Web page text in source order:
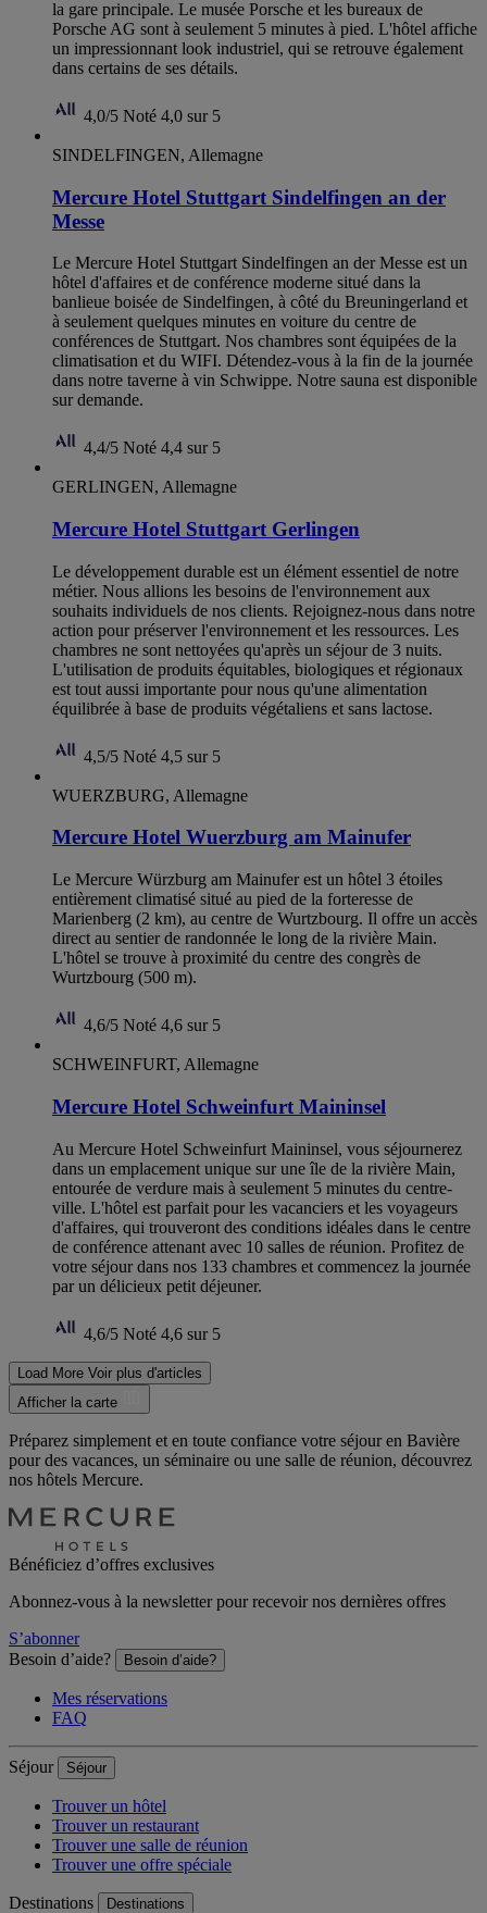
la gare principale. Le musée Porsche et les bureaux de
Porsche AG sont à seulement 5 minutes à pied. L'hôtel affiche
un impressionnant look industriel, qui se retrouve également
dans certains de ses détails.
4,0/5 Noté 4,0 sur 5
SINDELFINGEN, Allemagne
Mercure Hotel Stuttgart Sindelfingen an der
Messe
Le Mercure Hotel Stuttgart Sindelfingen an der Messe est un
hôtel d'affaires et de conférence moderne situé dans la
banlieue boisée de Sindelfingen, à côté du Breuningerland et
à seulement quelques minutes en voiture du centre de
conférences de Stuttgart. Nos chambres sont équipées de la
climatisation et du WIFI. Détendez-vous à la fin de la journée
dans notre taverne à vin Schwippe. Notre sauna est disponible
sur demande.
4,4/5 Noté 4,4 sur 5
GERLINGEN, Allemagne
Mercure Hotel Stuttgart Gerlingen
Le développement durable est un élément essentiel de notre
métier. Nous allions les besoins de l'environnement aux
souhaits individuels de nos clients. Rejoignez-nous dans notre
action pour préserver l'environnement et les ressources. Les
chambres ne sont nettoyées qu'après un séjour de 3 nuits.
L'utilisation de produits équitables, biologiques et régionaux
est tout aussi importante pour nous qu'une alimentation
équilibrée à base de produits végétaliens et sans lactose.
4,5/5 Noté 4,5 sur 5
WUERZBURG, Allemagne
Mercure Hotel Wuerzburg am Mainufer
Le Mercure Würzburg am Mainufer est un hôtel 3 étoiles
entièrement climatisé situé au pied de la forteresse de
Marienberg (2 km), au centre de Wurtzbourg. Il offre un accès
direct au sentier de randonnée le long de la rivière Main.
L'hôtel se trouve à proximité du centre des congrès de
Wurtzbourg (500 m).
4,6/5 Noté 4,6 sur 5
SCHWEINFURT, Allemagne
Mercure Hotel Schweinfurt Maininsel
Au Mercure Hotel Schweinfurt Maininsel, vous séjournerez
dans un emplacement unique sur une île de la rivière Main,
entourée de verdure mais à seulement 5 minutes du centre-
ville. L'hôtel est parfait pour les vacanciers et les voyageurs
d'affaires, qui trouveront des conditions idéales dans le centre
de conférence attenant avec 10 salles de réunion. Profitez de
votre séjour dans nos 133 chambres et commencez la journée
par un délicieux petit déjeuner.
4,6/5 Noté 4,6 sur 5
Load More Voir plus d'articles
Afficher la carte
Préparez simplement et en toute confiance votre séjour en Bavière
pour des vacances, un séminaire ou une salle de réunion, découvrez
nos hôtels Mercure.
Bénéficiez d’offres exclusives
Abonnez-vous à la newsletter pour recevoir nos dernières offres
S’abonner
Besoin d’aide?
Besoin d’aide?
Mes réservations
FAQ
Séjour Séjour
Trouver un hôtel
Trouver un restaurant
Trouver une salle de réunion
Trouver une offre spéciale
Destinations Destinations